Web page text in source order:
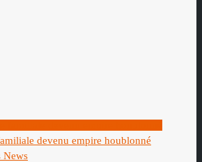
devenu empire houblonné
News